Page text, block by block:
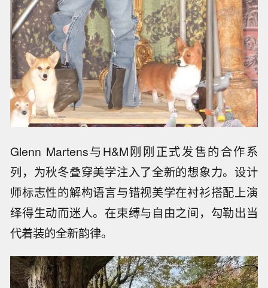
Glenn Martens与H&M刚刚正式发售的合作系
列，为秋冬叠穿美学注入了全新的想象力。设计
师标志性的解构语言与错视美学在衬衫搭配上演
绎得生动而迷人。在束缚与自由之间，勾勒出当
代着装的全新韵律。